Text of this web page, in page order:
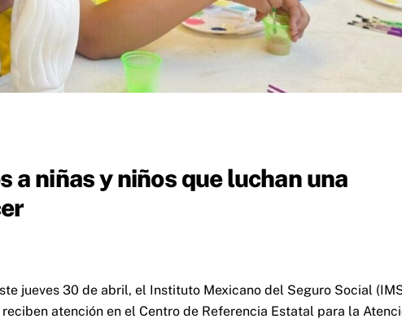
a niñas y niños que luchan una
jueves 30 de abril, el Instituto Mexicano del Seguro Social
atención en el Centro de Referencia Estatal para la